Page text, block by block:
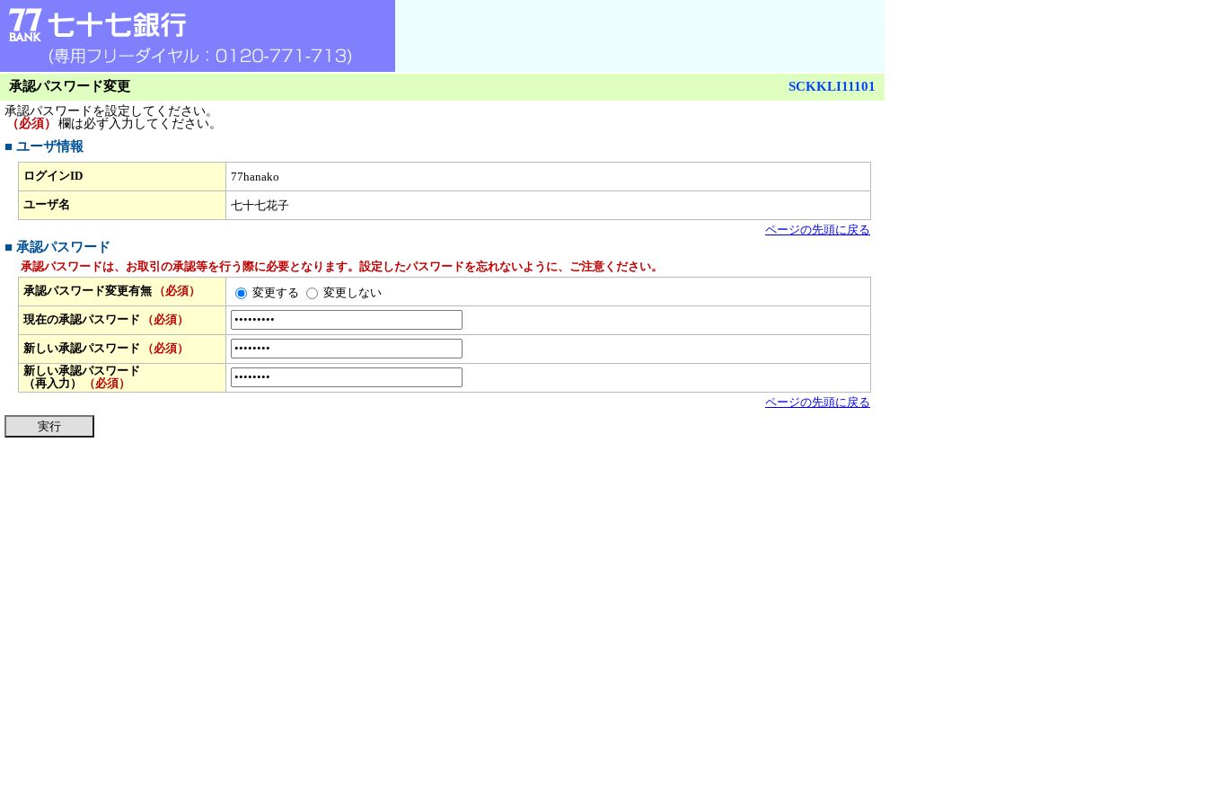
承認パスワード変更 SCKKLI11101
承認パスワードを設定してください。
（必須）
欄は必ず入力してください。
■ ユーザ情報
ログインID 77hanako
ユーザ名
七十七花子
ページの先頭に戻る
■ 承認パスワード
承認パスワードは、お取引の承認等を行う際に必要となります。設定したパスワードを忘れないように、ご注意ください。
承認パスワード変更有無
（必須） 変更する 変更しない
現在の承認パスワード （必須）
新しい承認パスワード
（必須）
新しい承認パスワード
（再入力）
（必須）
ページの先頭に戻る